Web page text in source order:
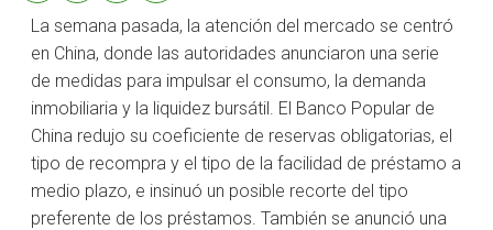
La semana pasada, la atención del mercado se centró
en China, donde las autoridades anunciaron una serie
de medidas para impulsar el consumo, la demanda
inmobiliaria y la liquidez bursátil. El Banco Popular de
China redujo su coeficiente de reservas obligatorias, el
tipo de recompra y el tipo de la facilidad de préstamo a
medio plazo, e insinuó un posible recorte del tipo
preferente de los préstamos. También se anunció una